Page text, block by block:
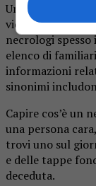
Un necrologio è
viene spesso
necrologi
elenco di
informazioni
sinonimi
Capire cos’è un
una persona
trovi uno sul
e delle tappe
deceduta.